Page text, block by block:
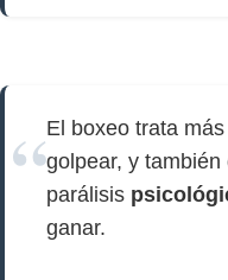
El boxeo trata
golpear, y
parálisis
ganar.